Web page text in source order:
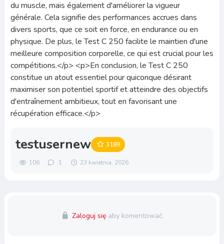
du muscle, mais également d'améliorer la vigueur
générale. Cela signifie des performances accrues dans
divers sports, que ce soit en force, en endurance ou en
physique. De plus, le Test C 250 facilite le maintien d'une
meilleure composition corporelle, ce qui est crucial pour les
compétitions.</p> <p>En conclusion, le Test C 250
constitue un atout essentiel pour quiconque désirant
maximiser son potentiel sportif et atteindre des objectifs
d'entraînement ambitieux, tout en favorisant une
récupération efficace.</p>
testusernew 3189
106 1 23 kwietnia, 2026
Zaloguj się aby komentować.